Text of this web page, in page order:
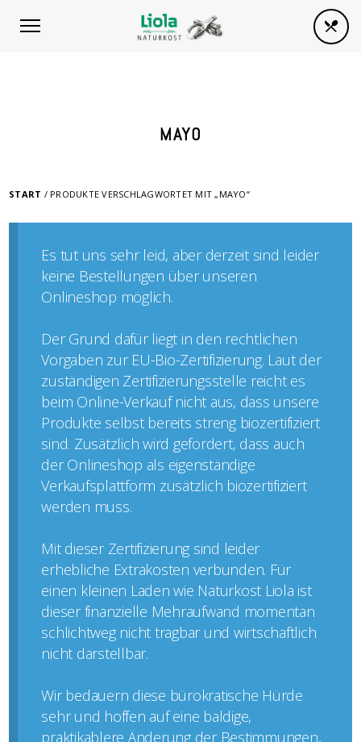
MAYO
START / PRODUKTE VERSCHLAGWORTET MIT „MAYO“
Es tut uns sehr leid, aber derzeit sind leider
keine Bestellungen über unseren
Onlineshop möglich.
Der Grund dafür liegt in den rechtlichen
Vorgaben zur EU-Bio-Zertifizierung. Laut der
zuständigen Zertifizierungsstelle reicht es
beim Online-Verkauf nicht aus, dass unsere
Produkte selbst bereits streng biozertifiziert
sind. Zusätzlich wird gefordert, dass auch
der Onlineshop als eigenständige
Verkaufsplattform zusätzlich biozertifiziert
werden muss.
Mit dieser Zertifizierung sind leider
erhebliche Extrakosten verbunden. Für
einen kleinen Laden wie Naturkost Liola ist
dieser finanzielle Mehraufwand momentan
schlichtweg nicht tragbar und wirtschaftlich
nicht darstellbar.
Wir bedauern diese bürokratische Hürde
sehr und hoffen auf eine baldige,
praktikablere Änderung der Bestimmungen,